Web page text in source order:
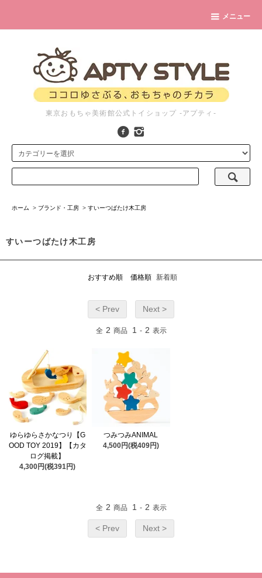
メニュー
東京おもちゃ美術館公式トイショップ -アプティ-
ホーム > ブランド・工房 > すいーつばたけ木工房
すいーつばたけ木工房
おすすめ順 価格順 新着順
< Prev Next >
全 2 商品 1 - 2 表示
ゆらゆらさかなつり【G
OOD TOY 2019】【カタ
ログ掲載】
4,300円(税391円)
つみつみANIMAL
4,500円(税409円)
全 2 商品 1 - 2 表示
< Prev Next >